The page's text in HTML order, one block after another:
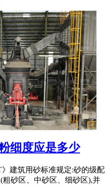
细度应是多少
建筑用砂标准规定:砂的级配
粗砂区、中砂区、细砂区),并